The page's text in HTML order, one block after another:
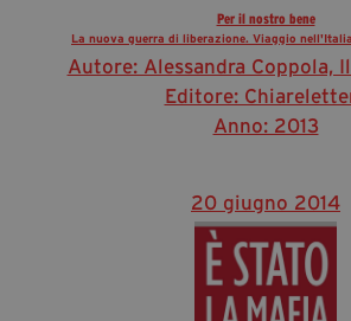
Per il nostro bene
La nuova guerra di liberazione. Viaggio
Autore: Alessandra Coppola,
Editore:
Anno: 2013
20 giugno 2014